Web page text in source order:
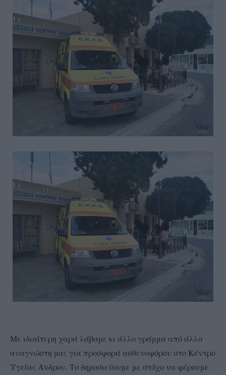
Με ιδιαίτερη χαρά λάβαμε κι άλλο γράμμα από άλλο
αναγνώστη μας για προσφορά ασθενοφόρου στο Κέντρο
Υγείας Άνδρου. Το δημοσιεύουμε με στόχο να φέρουμε